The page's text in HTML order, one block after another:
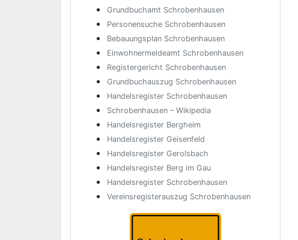
Grundbuchamt Schrobenhausen
Personensuche Schrobenhausen
Bebauungsplan Schrobenhausen
Einwohnermeldeamt Schrobenhausen
Registergericht Schrobenhausen
Grundbuchauszug Schrobenhausen
Handelsregister Schrobenhausen
Schrobenhausen – Wikipedia
Handelsregister Bergheim
Handelsregister Geisenfeld
Handelsregister Gerolsbach
Handelsregister Berg im Gau
Handelsregister Schrobenhausen
Vereinsregisterauszug Schrobenhausen